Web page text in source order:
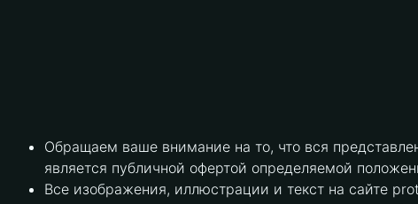
Обращаем ваше внимание на то, что вся
является публичной офертой определяемой
Все изображения, иллюстрации и текст на сайте